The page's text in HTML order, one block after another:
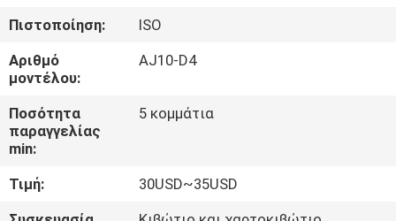
ΠΕΡΊΠΟΥ
ΕΜΕΊΣ
ΓΎΡΟΣ
ΕΡΓΟΣΤΑΣΊΩΝ
ΠΟΙΟΤΙΚΌΣ
Πιστοποίηση:
ISO
Αριθμό
μοντέλου:
AJ10-D4
Ποσότητα
παραγγελίας
min:
5 κομμάτια
Τιμή:
30USD~35USD